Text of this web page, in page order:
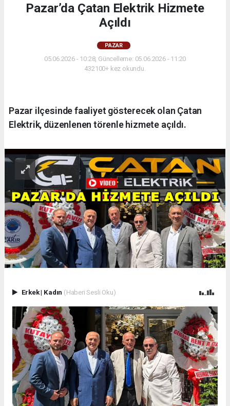
Pazar’da Çatan Elektrik Hizmete
Açıldı
PAZAR
05.06.2026 - 10:28, Güncelleme: 05.06.2026 - 11:20
432100+ kez okundu.
Pazar ilçesinde faaliyet gösterecek olan Çatan
Elektrik, düzenlenen törenle hizmete açıldı.
Erkek| Kadın (Haberi Sesli Oku)